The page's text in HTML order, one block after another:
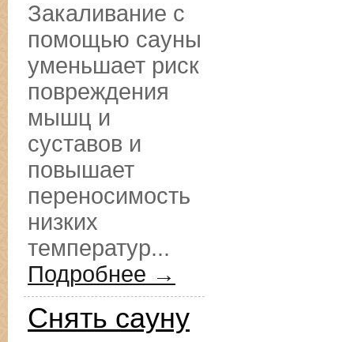
Закаливание с
помощью сауны
уменьшает риск
повреждения
мышц и
суставов и
повышает
переносимость
низких
температур...
Подробнее →
Снять сауну